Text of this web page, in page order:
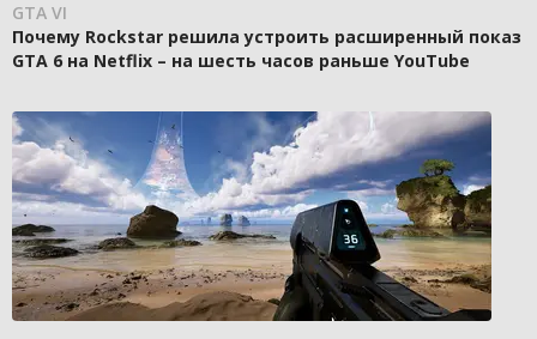
GTA VI
Почему Rockstar решила устроить расширенный показ
GTA 6 на Netflix – на шесть часов раньше YouTube